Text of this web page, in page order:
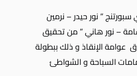
” نور حيدر – نرمين
– نور هاني ” من تحقيق
عوامة الإنقاذ و ذلك ببطولة
السباحة و الشواطئ